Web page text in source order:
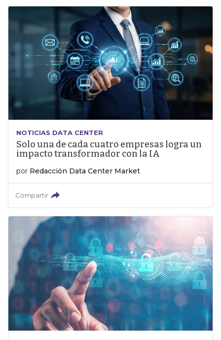
NOTICIAS DATA CENTER
Solo una de cada cuatro empresas logra un
impacto transformador con la IA
por Redacción Data Center Market
Compartir